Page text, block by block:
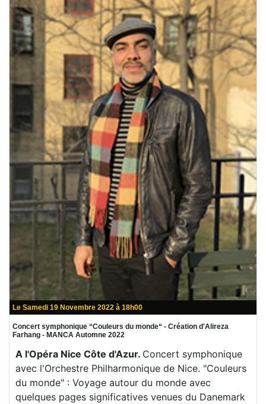
Le Samedi 19 Novembre 2022 à 18h00
Concert symphonique “Couleurs du monde“ - Création d'Alireza
Farhang - MANCA Automne 2022
A l'Opéra Nice Côte d'Azur. Concert symphonique
avec l'Orchestre Philharmonique de Nice. "Couleurs
du monde" : Voyage autour du monde avec
quelques pages significatives venues du Danemark